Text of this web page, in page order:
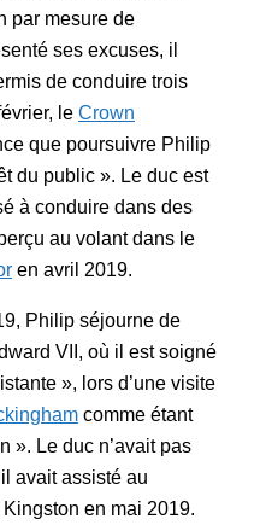
par mesure de
ses excuses, il
de conduire trois
le Crown
que poursuivre Philip
du public ». Le duc est
à conduire dans des
au volant dans le
en avril 2019.
Philip séjourne de
VII, où il est soigné
», lors d’une visite
comme étant
». Le duc n’avait pas
avait assisté au
en mai 2019.